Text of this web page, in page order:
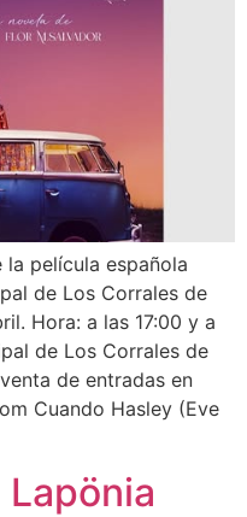
película española
de Los Corrales de
Hora: a las 17:00 y a
de Los Corrales de
de entradas en
Cuando Hasley (Eve